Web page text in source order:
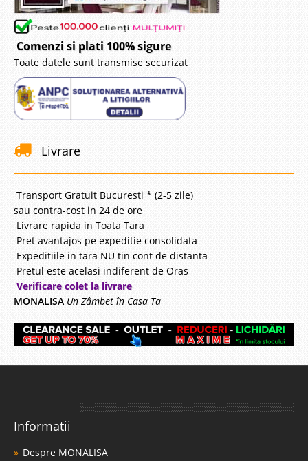
Comenzi si plati 100% sigure
Toate datele sunt transmise securizat
Livrare
Transport Gratuit Bucuresti * (2-5 zile)
sau contra-cost in 24 de ore
Livrare rapida in Toata Tara
Pret avantajos pe expeditie consolidata
Expeditiile in tara NU tin cont de distanta
Pretul este acelasi indiferent de Oras
Verificare colet la livrare
MONALISA Un Zâmbet în Casa Ta
Informatii
Despre MONALISA